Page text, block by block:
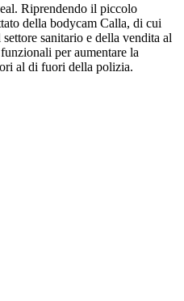
Riprendendo il piccolo
della bodycam Calla, di cui
sanitario e della vendita al
per aumentare la
al di fuori della polizia.